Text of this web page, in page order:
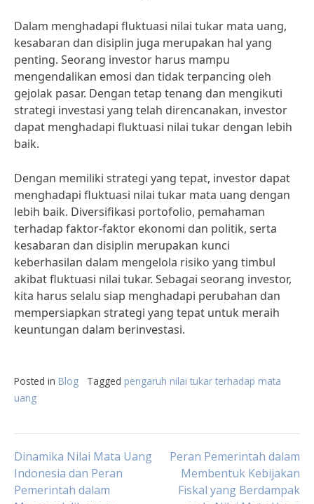
Dalam menghadapi fluktuasi nilai tukar mata uang,
kesabaran dan disiplin juga merupakan hal yang
penting. Seorang investor harus mampu
mengendalikan emosi dan tidak terpancing oleh
gejolak pasar. Dengan tetap tenang dan mengikuti
strategi investasi yang telah direncanakan, investor
dapat menghadapi fluktuasi nilai tukar dengan lebih
baik.
Dengan memiliki strategi yang tepat, investor dapat
menghadapi fluktuasi nilai tukar mata uang dengan
lebih baik. Diversifikasi portofolio, pemahaman
terhadap faktor-faktor ekonomi dan politik, serta
kesabaran dan disiplin merupakan kunci
keberhasilan dalam mengelola risiko yang timbul
akibat fluktuasi nilai tukar. Sebagai seorang investor,
kita harus selalu siap menghadapi perubahan dan
mempersiapkan strategi yang tepat untuk meraih
keuntungan dalam berinvestasi.
Posted in Blog Tagged pengaruh nilai tukar terhadap mata
uang
Post
Dinamika Nilai Mata Uang
Indonesia dan Peran
Pemerintah dalam
Peran Pemerintah dalam
Membentuk Kebijakan
Fiskal yang Berdampak